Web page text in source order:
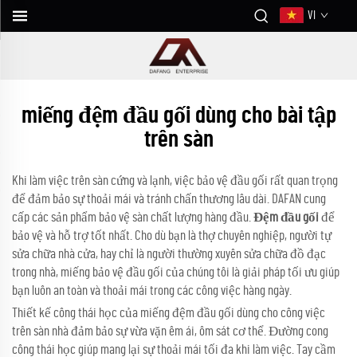
VI
miếng đệm đầu gối dùng cho bài tập
trên sàn
Khi làm việc trên sàn cứng và lạnh, việc bảo vệ đầu gối rất quan trọng
để đảm bảo sự thoải mái và tránh chấn thương lâu dài. DAFAN cung
cấp các sản phẩm bảo vệ sàn chất lượng hàng đầu. Đệm đầu gốiđể
bảo vệ và hỗ trợ tốt nhất. Cho dù bạn là thợ chuyên nghiệp, người tự
sửa chữa nhà cửa, hay chỉ là người thường xuyên sửa chữa đồ đạc
trong nhà, miếng bảo vệ đầu gối của chúng tôi là giải pháp tối ưu giúp
bạn luôn an toàn và thoải mái trong các công việc hàng ngày.
Thiết kế công thái học của miếng đệm đầu gối dùng cho công việc
trên sàn nhà đảm bảo sự vừa vặn êm ái, ôm sát cơ thể. Đường cong
công thái học giúp mang lại sự thoải mái tối đa khi làm việc. Tay cầm